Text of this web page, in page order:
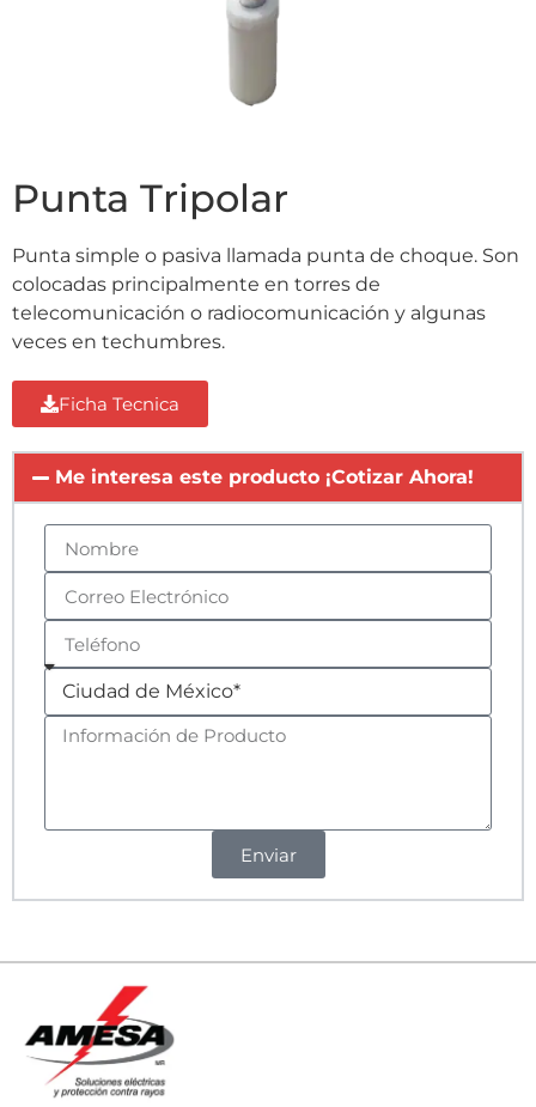
Punta Tripolar
Punta simple o pasiva llamada punta de choque. Son
colocadas principalmente en torres de
telecomunicación o radiocomunicación y algunas
veces en techumbres.
Ficha Tecnica
Me interesa este producto ¡Cotizar Ahora!
Enviar